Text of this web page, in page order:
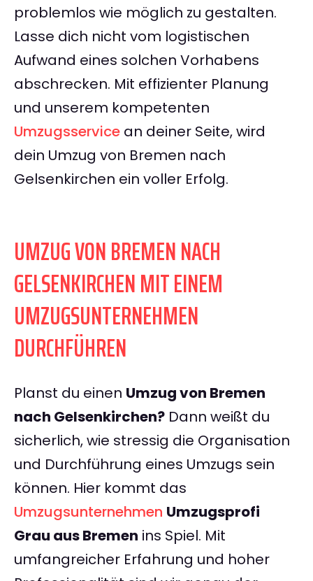
problemlos wie möglich zu gestalten.
Lasse dich nicht vom logistischen
Aufwand eines solchen Vorhabens
abschrecken. Mit effizienter Planung
und unserem kompetenten
Umzugsservice an deiner Seite, wird
dein Umzug von Bremen nach
Gelsenkirchen ein voller Erfolg.
UMZUG VON BREMEN NACH
GELSENKIRCHEN MIT EINEM
UMZUGSUNTERNEHMEN
DURCHFÜHREN
Planst du einen Umzug von Bremen
nach Gelsenkirchen? Dann weißt du
sicherlich, wie stressig die Organisation
und Durchführung eines Umzugs sein
können. Hier kommt das
Umzugsunternehmen Umzugsprofi
Grau aus Bremen ins Spiel. Mit
umfangreicher Erfahrung und hoher